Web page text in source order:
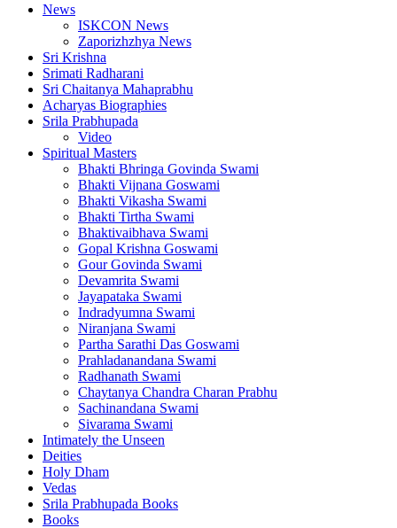
News
ISKCON News
Zaporizhzhya News
Sri Krishna
Srimati Radharani
Sri Chaitanya Mahaprabhu
Acharyas Biographies
Srila Prabhupada
Video
Spiritual Masters
Bhakti Bhringa Govinda Swami
Bhakti Vijnana Goswami
Bhakti Vikasha Swami
Bhakti Tirtha Swami
Bhaktivaibhava Swami
Gopal Krishna Goswami
Gour Govinda Swami
Devamrita Swami
Jayapataka Swami
Indradyumna Swami
Niranjana Swami
Partha Sarathi Das Goswami
Prahladanandana Swami
Radhanath Swami
Chaytanya Chandra Charan Prabhu
Sachinandana Swami
Sivarama Swami
Intimately the Unseen
Deities
Holy Dham
Vedas
Srila Prabhupada Books
Books